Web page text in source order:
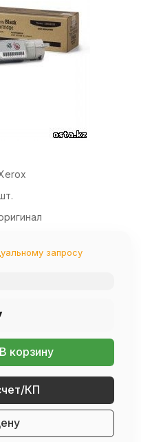
запросу
В корзину
КП